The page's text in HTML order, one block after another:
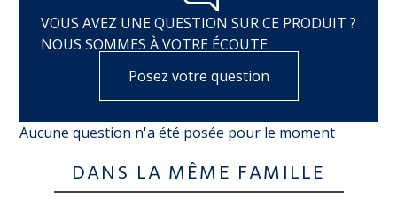
VOUS AVEZ UNE QUESTION SUR CE PRODUIT ?
NOUS SOMMES À VOTRE ÉCOUTE
Posez votre question
Aucune question n'a été posée pour le moment
DANS LA MÊME FAMILLE